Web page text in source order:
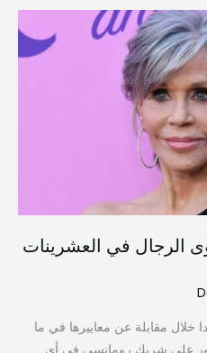
الرجال في العشرينات
خلال مقابلة عن معاييرها في ما